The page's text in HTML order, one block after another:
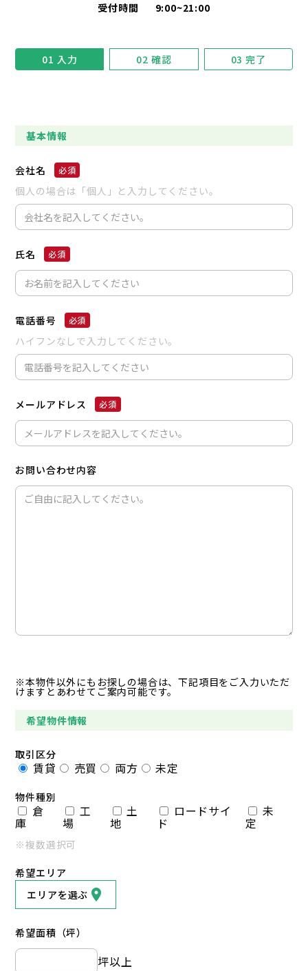
受付時間 9:00~21:00
01 入力 02 確認 03 完了
基本情報
会社名
個人の場合は「個人」と入力してください。
氏名
電話番号
ハイフンなしで入力してください。
メールアドレス
お問い合わせ内容
※本物件以外にもお探しの場合は、下記項目をご入力いただ
けますとあわせてご案内可能です。
希望物件情報
取引区分
賃貸 売買 両方 未定
物件種別
倉
庫
工
場
土
地
ロードサイ
ド
未
定
※複数選択可
希望エリア
エリアを選ぶ
希望面積（坪）
坪以上